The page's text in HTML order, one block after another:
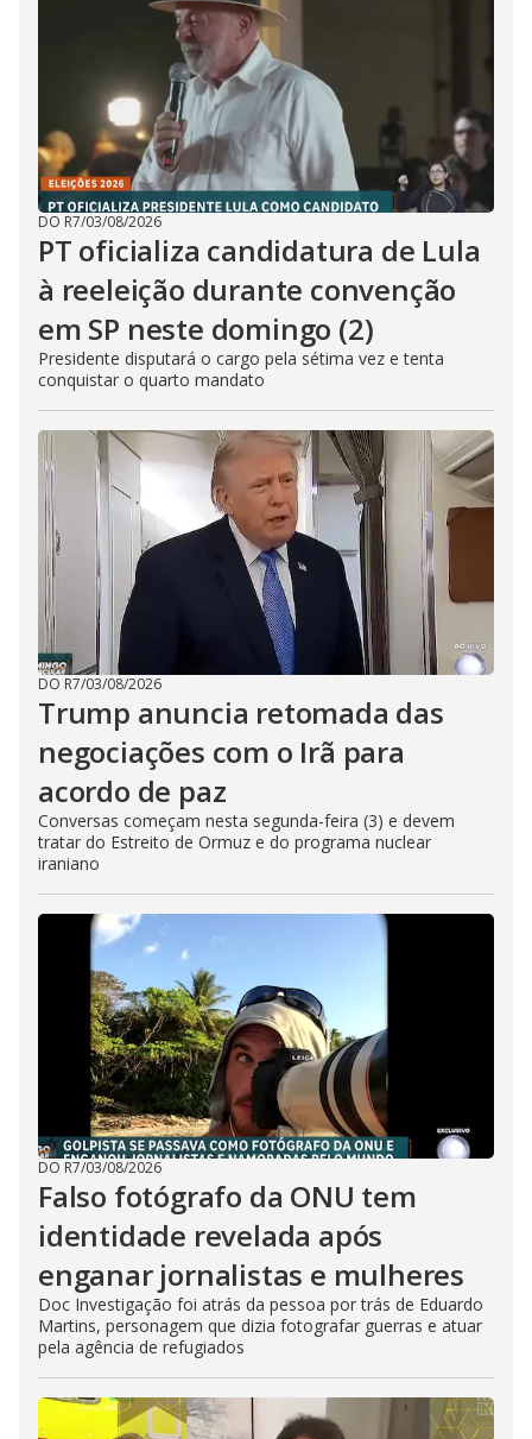
DO R7/03/08/2026
PT oficializa candidatura de Lula
à reeleição durante convenção
em SP neste domingo (2)
Presidente disputará o cargo pela sétima vez e tenta
conquistar o quarto mandato
DO R7/03/08/2026
Trump anuncia retomada das
negociações com o Irã para
acordo de paz
Conversas começam nesta segunda-feira (3) e devem
tratar do Estreito de Ormuz e do programa nuclear
iraniano
DO R7/03/08/2026
Falso fotógrafo da ONU tem
identidade revelada após
enganar jornalistas e mulheres
Doc Investigação foi atrás da pessoa por trás de Eduardo
Martins, personagem que dizia fotografar guerras e atuar
pela agência de refugiados